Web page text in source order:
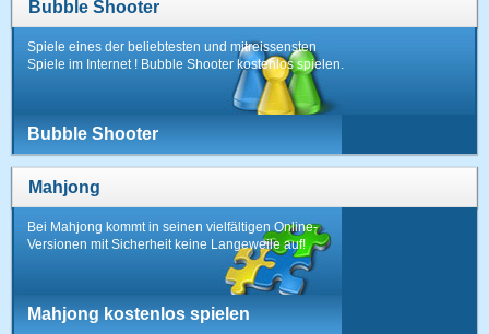
Bubble Shooter
Spiele eines der beliebtesten und mitreissensten
Spiele im Internet ! Bubble Shooter kostenlos spielen.
Bubble Shooter
Mahjong
Bei Mahjong kommt in seinen vielfältigen Online-
Versionen mit Sicherheit keine Langeweile auf!
Mahjong kostenlos spielen